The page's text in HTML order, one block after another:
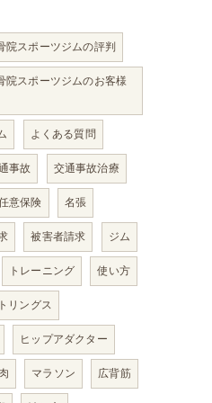
スポーツジムの評判
院スポーツジムのお客様
よくある質問
事故 交通事故治療
意保険 名張
被害者請求 ジム
トレーニング 使い方
リングス
ヒップアダクター
マラソン 広背筋